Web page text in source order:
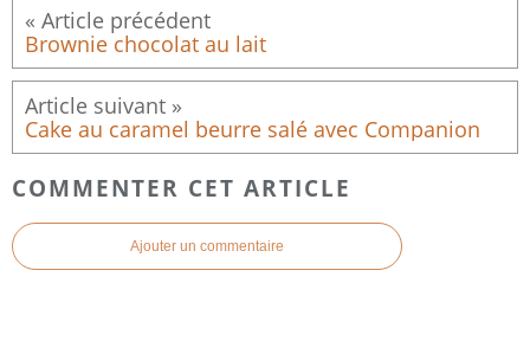
Brownie chocolat au lait
Cake au caramel beurre salé avec Companion
COMMENTER CET ARTICLE
Ajouter un commentaire